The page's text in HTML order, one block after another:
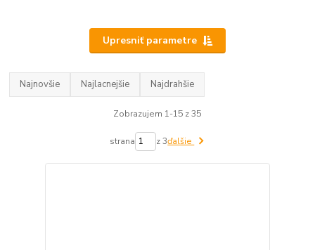
Upresniť parametre
Najnovšie Najlacnejšie Najdrahšie
Zobrazujem 1-15 z 35
strana z 3ďalšie